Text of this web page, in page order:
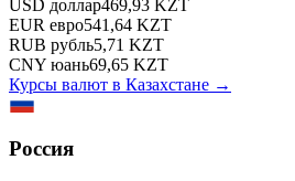
USD доллар469,93 KZT
EUR евро541,64 KZT
RUB рубль5,71 KZT
CNY юань69,65 KZT
Курсы валют в Казахстане →
Россия